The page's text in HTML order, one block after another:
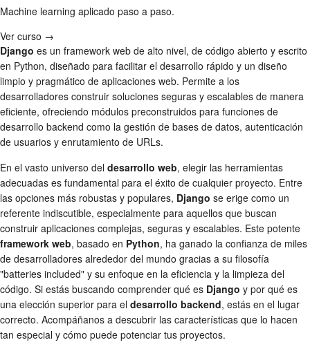
Machine learning aplicado paso a paso.
Ver curso →
Django es un framework web de alto nivel, de código abierto y escrito
en Python, diseñado para facilitar el desarrollo rápido y un diseño
limpio y pragmático de aplicaciones web. Permite a los
desarrolladores construir soluciones seguras y escalables de manera
eficiente, ofreciendo módulos preconstruidos para funciones de
desarrollo backend como la gestión de bases de datos, autenticación
de usuarios y enrutamiento de URLs.
En el vasto universo del desarrollo web, elegir las herramientas
adecuadas es fundamental para el éxito de cualquier proyecto. Entre
las opciones más robustas y populares, Django se erige como un
referente indiscutible, especialmente para aquellos que buscan
construir aplicaciones complejas, seguras y escalables. Este potente
framework web, basado en Python, ha ganado la confianza de miles
de desarrolladores alrededor del mundo gracias a su filosofía
"batteries included" y su enfoque en la eficiencia y la limpieza del
código. Si estás buscando comprender qué es Django y por qué es
una elección superior para el desarrollo backend, estás en el lugar
correcto. Acompáñanos a descubrir las características que lo hacen
tan especial y cómo puede potenciar tus proyectos.